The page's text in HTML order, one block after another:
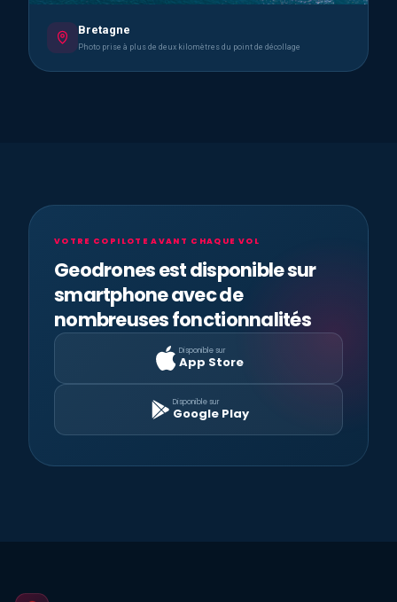
Bretagne
Photo prise à plus de deux kilomètres du point de décollage
VOTRE COPILOTE AVANT CHAQUE VOL
Geodrones est disponible sur
smartphone avec de
nombreuses fonctionnalités
Disponible sur
App Store
Disponible sur
Google Play